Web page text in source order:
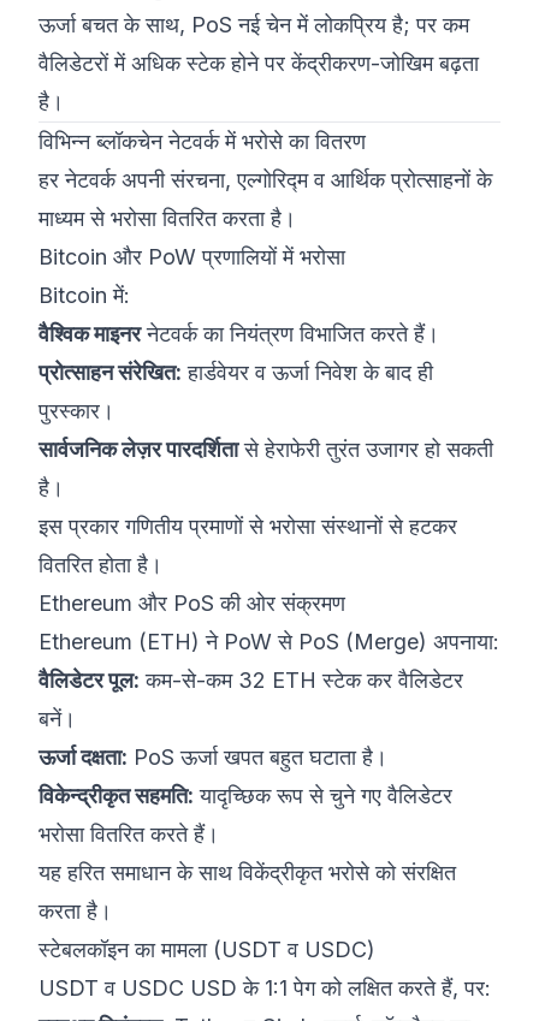
ऊर्जा बचत के साथ, PoS नई चेन में लोकप्रिय है; पर कम
वैलिडेटरों में अधिक स्टेक होने पर केंद्रीकरण-जोखिम बढ़ता
है।
विभिन्न ब्लॉकचेन नेटवर्क में भरोसे का वितरण
हर नेटवर्क अपनी संरचना, एल्गोरिद्म व आर्थिक प्रोत्साहनों के
माध्यम से भरोसा वितरित करता है।
Bitcoin और PoW प्रणालियों में भरोसा
Bitcoin में:
वैश्विक माइनरनेटवर्क का नियंत्रण विभाजित करते हैं।
प्रोत्साहन संरेखित: हार्डवेयर व ऊर्जा निवेश के बाद ही
पुरस्कार।
सार्वजनिक लेज़र पारदर्शितासे हेराफेरी तुरंत उजागर हो सकती
है।
इस प्रकार गणितीय प्रमाणों से भरोसा संस्थानों से हटकर
वितरित होता है।
Ethereum और PoS की ओर संक्रमण
Ethereum (ETH) ने PoW से PoS (Merge) अपनाया:
वैलिडेटर पूल: कम-से-कम 32 ETH स्टेक कर वैलिडेटर
बनें।
ऊर्जा दक्षता: PoS ऊर्जा खपत बहुत घटाता है।
विकेन्द्रीकृत सहमति: यादृच्छिक रूप से चुने गए वैलिडेटर
भरोसा वितरित करते हैं।
यह हरित समाधान के साथ विकेंद्रीकृत भरोसे को संरक्षित
करता है।
स्टेबलकॉइन का मामला (USDT व USDC)
USDT व USDC USD के 1:1 पेग को लक्षित करते हैं, पर: